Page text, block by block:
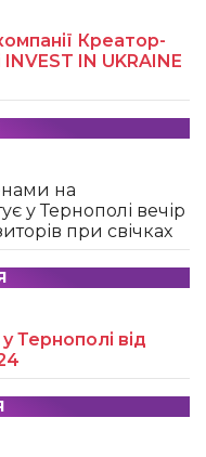
Креатор-
IN UKRAINE
на
у Тернополі вечір
при свічках
Тернополі від